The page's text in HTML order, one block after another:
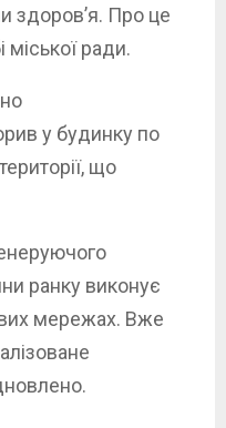
здоров’я. Про це
ради.
у будинку по
що
ранку виконує
мережах. Вже